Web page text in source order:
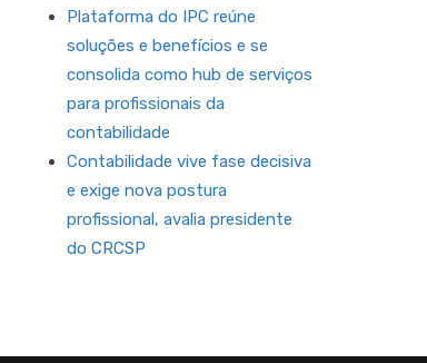
Plataforma do IPC reúne
soluções e benefícios e se
consolida como hub de serviços
para profissionais da
contabilidade
Contabilidade vive fase decisiva
e exige nova postura
profissional, avalia presidente
do CRCSP